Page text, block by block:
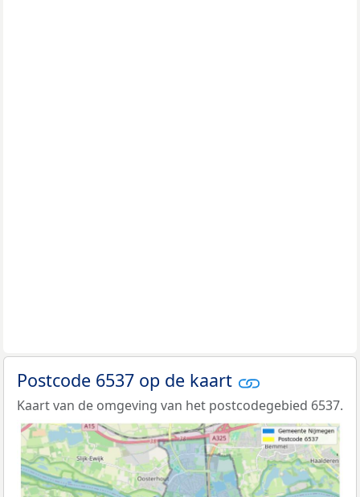
Postcode 6537 op de kaart
Kaart van de omgeving van het postcodegebied 6537.